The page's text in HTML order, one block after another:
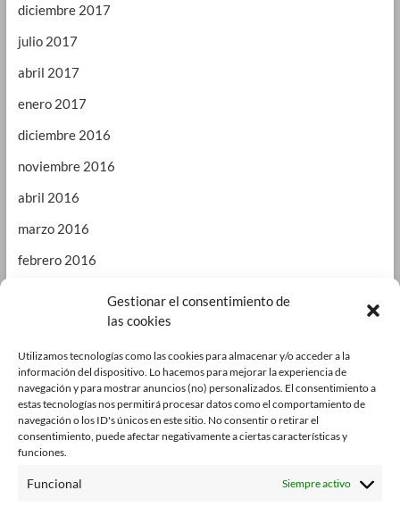
Gestionar el consentimiento de
las cookies
Utilizamos tecnologías como las cookies para almacenar y/o acceder a la
información del dispositivo. Lo hacemos para mejorar la experiencia de
navegación y para mostrar anuncios (no) personalizados. El consentimiento a
estas tecnologías nos permitirá procesar datos como el comportamiento de
navegación o los ID's únicos en este sitio. No consentir o retirar el
consentimiento, puede afectar negativamente a ciertas características y
funciones.
Funcional Siempre activo
diciembre 2017
julio 2017
abril 2017
enero 2017
diciembre 2016
noviembre 2016
abril 2016
marzo 2016
febrero 2016
septiembre 2015
enero 2015
octubre 2014
julio 2014
junio 2014
enero 2014